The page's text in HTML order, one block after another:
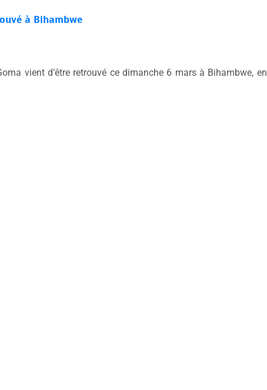
à Bihambwe
vient d’être retrouvé ce dimanche 6 mars à Bihambwe, en